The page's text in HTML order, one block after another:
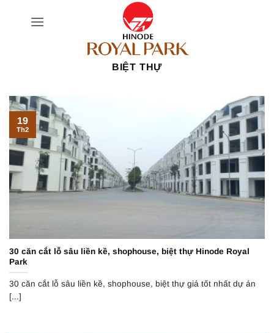
BIỆT THỰ
30 căn cắt lỗ sâu liền kề, shophouse, biệt thự Hinode Royal
Park
30 căn cắt lỗ sâu liền kề, shophouse, biệt thự giá tốt nhất dự án
[...]
19
Th2